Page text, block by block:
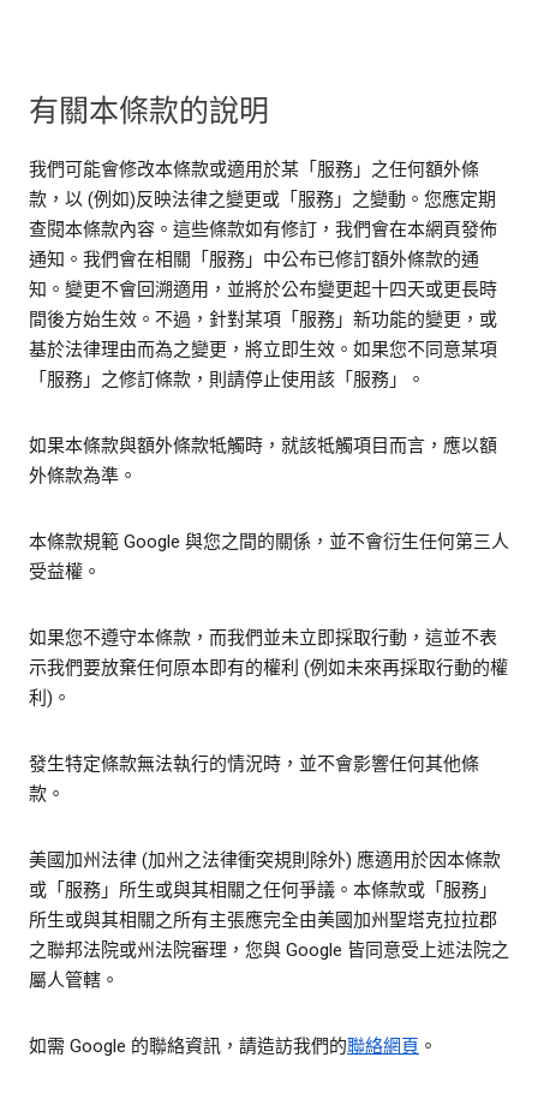
有關本條款的說明
我們可能會修改本條款或適用於某「服務」之任何額外條
款，以 (例如)反映法律之變更或「服務」之變動。您應定期
查閱本條款內容。這些條款如有修訂，我們會在本網頁發佈
通知。我們會在相關「服務」中公布已修訂額外條款的通
知。變更不會回溯適用，並將於公布變更起十四天或更長時
間後方始生效。不過，針對某項「服務」新功能的變更，或
基於法律理由而為之變更，將立即生效。如果您不同意某項
「服務」之修訂條款，則請停止使用該「服務」。
如果本條款與額外條款牴觸時，就該牴觸項目而言，應以額
外條款為準。
本條款規範 Google 與您之間的關係，並不會衍生任何第三人
受益權。
如果您不遵守本條款，而我們並未立即採取行動，這並不表
示我們要放棄任何原本即有的權利 (例如未來再採取行動的權
利)。
發生特定條款無法執行的情況時，並不會影響任何其他條
款。
美國加州法律 (加州之法律衝突規則除外) 應適用於因本條款
或「服務」所生或與其相關之任何爭議。本條款或「服務」
所生或與其相關之所有主張應完全由美國加州聖塔克拉拉郡
之聯邦法院或州法院審理，您與 Google 皆同意受上述法院之
屬人管轄。
如需 Google 的聯絡資訊，請造訪我們的聯絡網頁 。